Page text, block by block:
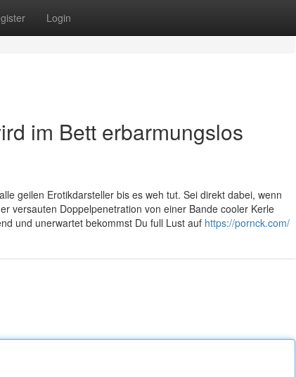
Login
im Bett erbarmungslos
geilen Erotikdarsteller bis es weh tut. Sei direkt dabei, wenn
versauten Doppelpenetration von einer Bande cooler Kerle
und unerwartet bekommst Du full Lust auf https://pornck.com/